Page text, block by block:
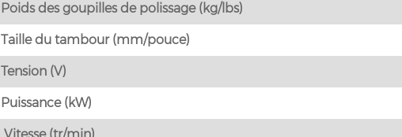
Poids des goupilles de polissage (kg/lbs)
Taille du tambour (mm/pouce)
Tension (V)
Puissance (kW)